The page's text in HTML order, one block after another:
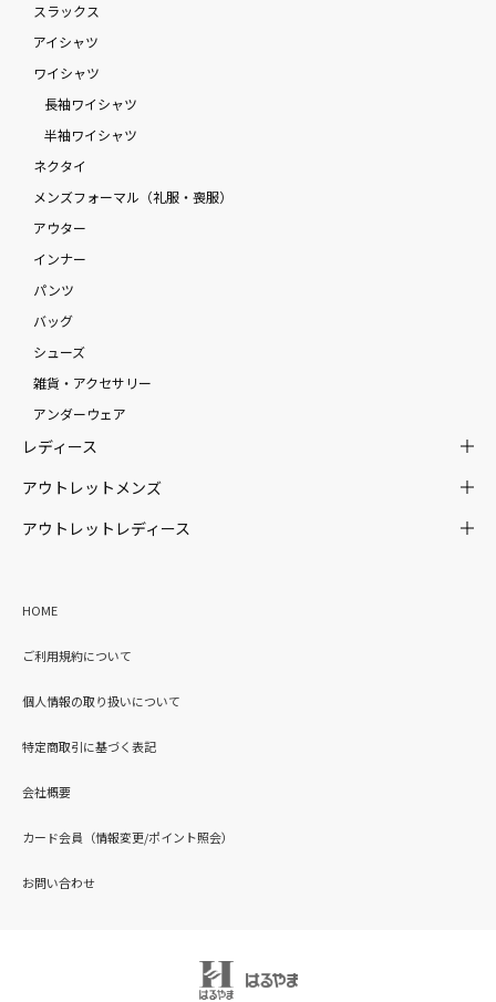
スラックス
アイシャツ
ワイシャツ
長袖ワイシャツ
半袖ワイシャツ
ネクタイ
メンズフォーマル（礼服・喪服）
アウター
インナー
パンツ
バッグ
シューズ
雑貨・アクセサリー
アンダーウェア
レディース
アウトレットメンズ
アウトレットレディース
HOME
ご利用規約について
個人情報の取り扱いについて
特定商取引に基づく表記
会社概要
カード会員（情報変更/ポイント照会）
お問い合わせ